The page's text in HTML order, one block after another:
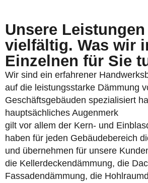
Unsere Leistungen
vielfältig. Was wir
Einzelnen für Sie
Wir sind ein erfahrener
auf die leistungsstarke Dämmung
Geschäftsgebäuden spezialisiert
hauptsächliches Augenmerk
gilt vor allem der Kern- und
haben für jeden Gebäudebereich
und übernehmen für unsere
die Kellerdeckendämmung, die
Fassadendämmung, die